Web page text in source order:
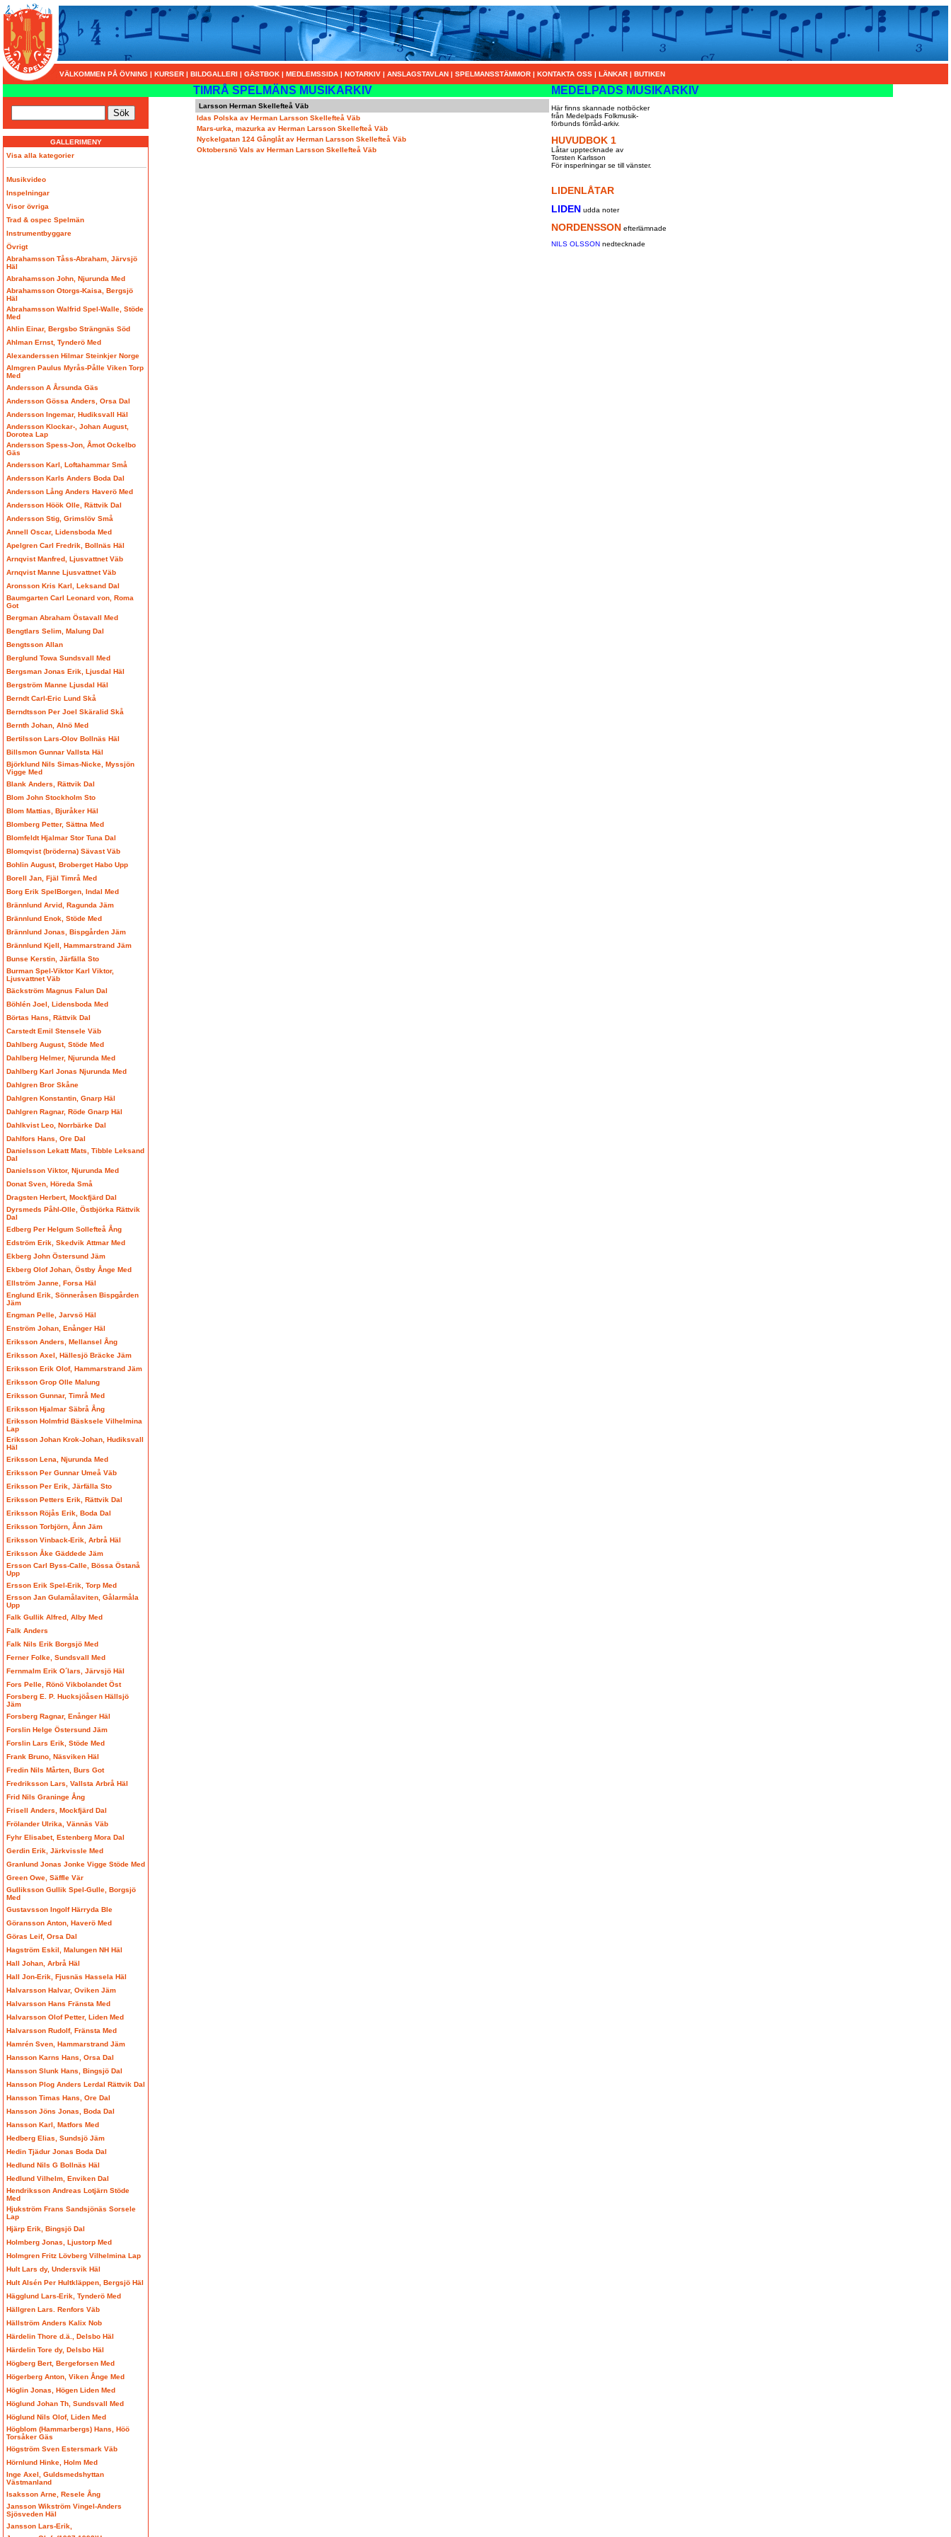
VÄLKOMMEN PÅ ÖVNING | KURSER | BILDGALLERI | GÄSTBOK | MEDLEMSSIDA | NOTARKIV | ANSLAGSTAVLAN | SPELMANSSTÄMMOR | KONTAKTA OSS | LÄNKAR | BUTIKEN
TIMRÅ SPELMÄNS MUSIKARKIV MEDELPADS MUSIKARKIV
GALLERIMENY
Visa alla kategorier
Musikvideo
Inspelningar
Visor övriga
Trad & ospec Spelmän
Instrumentbyggare
Övrigt
Abrahamsson Tåss-Abraham, Järvsjö
Häl
Abrahamsson John, Njurunda Med
Abrahamsson Otorgs-Kaisa, Bergsjö
Häl
Abrahamsson Walfrid Spel-Walle, Stöde
Med
Ahlin Einar, Bergsbo Strängnäs Söd
Ahlman Ernst, Tynderö Med
Alexanderssen Hilmar Steinkjer Norge
Almgren Paulus Myrås-Pålle Viken Torp
Med
Andersson A Årsunda Gäs
Andersson Gössa Anders, Orsa Dal
Andersson Ingemar, Hudiksvall Häl
Andersson Klockar-, Johan August,
Dorotea Lap
Andersson Spess-Jon, Åmot Ockelbo
Gäs
Andersson Karl, Loftahammar Små
Andersson Karls Anders Boda Dal
Andersson Lång Anders Haverö Med
Andersson Höök Olle, Rättvik Dal
Andersson Stig, Grimslöv Små
Annell Oscar, Lidensboda Med
Apelgren Carl Fredrik, Bollnäs Häl
Arnqvist Manfred, Ljusvattnet Väb
Arnqvist Manne Ljusvattnet Väb
Aronsson Kris Karl, Leksand Dal
Baumgarten Carl Leonard von, Roma
Got
Bergman Abraham Östavall Med
Bengtlars Selim, Malung Dal
Bengtsson Allan
Berglund Towa Sundsvall Med
Bergsman Jonas Erik, Ljusdal Häl
Bergström Manne Ljusdal Häl
Berndt Carl-Eric Lund Skå
Berndtsson Per Joel Skäralid Skå
Bernth Johan, Alnö Med
Bertilsson Lars-Olov Bollnäs Häl
Billsmon Gunnar Vallsta Häl
Björklund Nils Simas-Nicke, Myssjön
Vigge Med
Blank Anders, Rättvik Dal
Blom John Stockholm Sto
Blom Mattias, Bjuråker Häl
Blomberg Petter, Sättna Med
Blomfeldt Hjalmar Stor Tuna Dal
Blomqvist (bröderna) Sävast Väb
Bohlin August, Broberget Habo Upp
Borell Jan, Fjäl Timrå Med
Borg Erik SpelBorgen, Indal Med
Brännlund Arvid, Ragunda Jäm
Brännlund Enok, Stöde Med
Brännlund Jonas, Bispgården Jäm
Brännlund Kjell, Hammarstrand Jäm
Bunse Kerstin, Järfälla Sto
Burman Spel-Viktor Karl Viktor,
Ljusvattnet Väb
Bäckström Magnus Falun Dal
Böhlén Joel, Lidensboda Med
Börtas Hans, Rättvik Dal
Carstedt Emil Stensele Väb
Dahlberg August, Stöde Med
Dahlberg Helmer, Njurunda Med
Dahlberg Karl Jonas Njurunda Med
Dahlgren Bror Skåne
Dahlgren Konstantin, Gnarp Häl
Dahlgren Ragnar, Röde Gnarp Häl
Dahlkvist Leo, Norrbärke Dal
Dahlfors Hans, Ore Dal
Danielsson Lekatt Mats, Tibble Leksand
Dal
Danielsson Viktor, Njurunda Med
Donat Sven, Höreda Små
Dragsten Herbert, Mockfjärd Dal
Dyrsmeds Påhl-Olle, Östbjörka Rättvik
Dal
Edberg Per Helgum Sollefteå Ång
Edström Erik, Skedvik Attmar Med
Ekberg John Östersund Jäm
Ekberg Olof Johan, Östby Ånge Med
Ellström Janne, Forsa Häl
Englund Erik, Sönneråsen Bispgården
Jäm
Engman Pelle, Jarvsö Häl
Enström Johan, Enånger Häl
Eriksson Anders, Mellansel Ång
Eriksson Axel, Hällesjö Bräcke Jäm
Eriksson Erik Olof, Hammarstrand Jäm
Eriksson Grop Olle Malung
Eriksson Gunnar, Timrå Med
Eriksson Hjalmar Säbrå Ång
Eriksson Holmfrid Bäsksele Vilhelmina
Lap
Eriksson Johan Krok-Johan, Hudiksvall
Häl
Eriksson Lena, Njurunda Med
Eriksson Per Gunnar Umeå Väb
Eriksson Per Erik, Järfälla Sto
Eriksson Petters Erik, Rättvik Dal
Eriksson Röjås Erik, Boda Dal
Eriksson Torbjörn, Ånn Jäm
Eriksson Vinback-Erik, Arbrå Häl
Eriksson Åke Gäddede Jäm
Ersson Carl Byss-Calle, Bössa Östanå
Upp
Ersson Erik Spel-Erik, Torp Med
Ersson Jan Gulamålaviten, Gålarmåla
Upp
Falk Gullik Alfred, Alby Med
Falk Anders
Falk Nils Erik Borgsjö Med
Ferner Folke, Sundsvall Med
Fernmalm Erik O´lars, Järvsjö Häl
Fors Pelle, Rönö Vikbolandet Öst
Forsberg E. P. Hucksjöåsen Hällsjö
Jäm
Forsberg Ragnar, Enånger Häl
Forslin Helge Östersund Jäm
Forslin Lars Erik, Stöde Med
Frank Bruno, Näsviken Häl
Fredin Nils Mårten, Burs Got
Fredriksson Lars, Vallsta Arbrå Häl
Frid Nils Graninge Ång
Frisell Anders, Mockfjärd Dal
Frölander Ulrika, Vännäs Väb
Fyhr Elisabet, Estenberg Mora Dal
Gerdin Erik, Järkvissle Med
Granlund Jonas Jonke Vigge Stöde Med
Green Owe, Säffle Vär
Gulliksson Gullik Spel-Gulle, Borgsjö
Med
Gustavsson Ingolf Härryda Ble
Göransson Anton, Haverö Med
Göras Leif, Orsa Dal
Hagström Eskil, Malungen NH Häl
Hall Johan, Arbrå Häl
Hall Jon-Erik, Fjusnäs Hassela Häl
Halvarsson Halvar, Oviken Jäm
Halvarsson Hans Fränsta Med
Halvarsson Olof Petter, Liden Med
Halvarsson Rudolf, Fränsta Med
Hamrén Sven, Hammarstrand Jäm
Hansson Karns Hans, Orsa Dal
Hansson Slunk Hans, Bingsjö Dal
Hansson Plog Anders Lerdal Rättvik Dal
Hansson Timas Hans, Ore Dal
Hansson Jöns Jonas, Boda Dal
Hansson Karl, Matfors Med
Hedberg Elias, Sundsjö Jäm
Hedin Tjädur Jonas Boda Dal
Hedlund Nils G Bollnäs Häl
Hedlund Vilhelm, Enviken Dal
Hendriksson Andreas Lotjärn Stöde
Med
Hjukström Frans Sandsjönäs Sorsele
Lap
Hjärp Erik, Bingsjö Dal
Holmberg Jonas, Ljustorp Med
Holmgren Fritz Lövberg Vilhelmina Lap
Hult Lars dy, Undersvik Häl
Hult Alsén Per Hultkläppen, Bergsjö Häl
Hägglund Lars-Erik, Tynderö Med
Hällgren Lars. Renfors Väb
Hällström Anders Kalix Nob
Härdelin Thore d.ä., Delsbo Häl
Härdelin Tore dy, Delsbo Häl
Högberg Bert, Bergeforsen Med
Högerberg Anton, Viken Ånge Med
Höglin Jonas, Högen Liden Med
Höglund Johan Th, Sundsvall Med
Höglund Nils Olof, Liden Med
Högblom (Hammarbergs) Hans, Höö
Torsåker Gäs
Högström Sven Estersmark Väb
Hörnlund Hinke, Holm Med
Inge Axel, Guldsmedshyttan
Västmanland
Isaksson Arne, Resele Ång
Jansson Wikström Vingel-Anders
Sjösveden Häl
Jansson Lars-Erik,
Larsson Herman Skellefteå Väb
Idas Polska av Herman Larsson Skellefteå Väb
Mars-urka, mazurka av Herman Larsson Skellefteå Väb
Nyckelgatan 124 Gånglåt av Herman Larsson Skellefteå Väb
Oktobersnö Vals av Herman Larsson Skellefteå Väb
Här finns skannade notböcker
från Medelpads Folkmusik-
förbunds förråd-arkiv.
HUVUDBOK 1
Låtar upptecknade av
Torsten Karlsson
För insperlningar se till vänster.
LIDENLÅTAR
LIDEN udda noter
NORDENSSON efterlämnade
NILS OLSSON nedtecknade